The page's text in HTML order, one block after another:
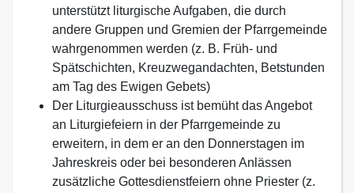
unterstützt liturgische Aufgaben, die durch
andere Gruppen und Gremien der Pfarrgemeinde
wahrgenommen werden (z. B. Früh- und
Spätschichten, Kreuzwegandachten, Betstunden
am Tag des Ewigen Gebets)
Der Liturgieausschuss ist bemüht das Angebot
an Liturgiefeiern in der Pfarrgemeinde zu
erweitern, in dem er an den Donnerstagen im
Jahreskreis oder bei besonderen Anlässen
zusätzliche Gottesdienstfeiern ohne Priester (z.